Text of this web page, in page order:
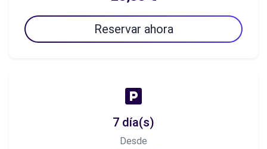
Reservar ahora
7 día(s)
Desde